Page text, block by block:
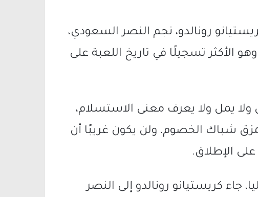
رونالدو، نجم النصر السعودي،
الأكثر تسجيلًا في تاريخ اللعبة على
ولا يمل ولا يعرف معنى الاستسلام،
شباك الخصوم، ولن يكون غريبًا أن
الإطلاق.
جاء كريستيانو رونالدو إلى النصر